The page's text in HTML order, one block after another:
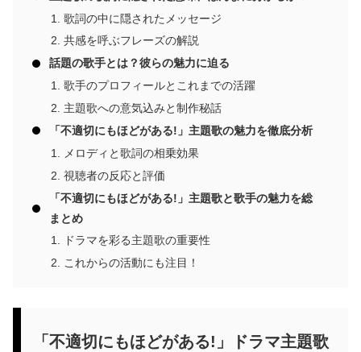
歌詞の中に隠されたメッセージ
共感を呼ぶフレーズの解説
話題の歌手とは？彼らの魅力に迫る
歌手のプロフィールとこれまでの活躍
主題歌への意気込みと制作秘話
「不適切にもほどがある!」主題歌の魅力を徹底分析
メロディと歌詞の相乗効果
視聴者の反応と評価
「不適切にもほどがある!」主題歌と歌手の魅力を総
まとめ
ドラマを彩る主題歌の重要性
これからの活動にも注目！
「不適切にもほどがある!」ドラマ主題歌